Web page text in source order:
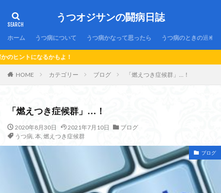
うつオジサンの闘病日誌
ホーム うつ病について うつ病かなって思ったら うつ病のときの過ご
！
HOME カテゴリー ブログ 「燃えつき症候群」…！
「燃えつき症候群」…！
2020年8月30日 2021年7月10日
ブログ
うつ病, 本, 燃えつき症候群
ブログ